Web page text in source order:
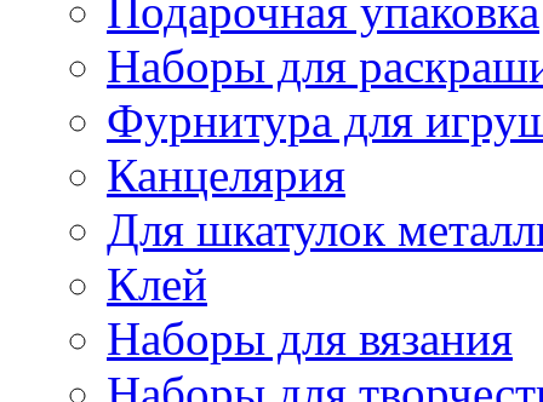
Подарочная упаковка
Наборы для
Фурнитура для
Канцелярия
Для шкатулок
Клей
Наборы для вязания